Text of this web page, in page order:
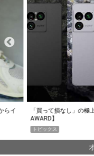
イ
「買って損なし」の極
AWARD】
トピックス